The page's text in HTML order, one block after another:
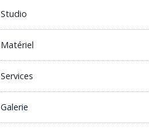
Studio
Matériel
Services
Galerie